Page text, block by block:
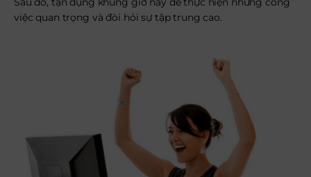
việc quan trọng và đòi hỏi sự tập trung cao.